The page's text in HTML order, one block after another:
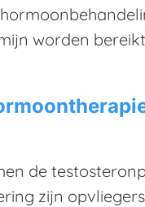
worden
de
zijn